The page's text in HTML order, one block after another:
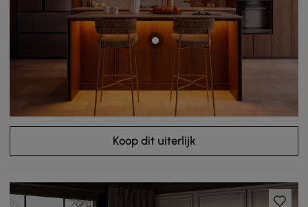
Koop dit uiterlijk